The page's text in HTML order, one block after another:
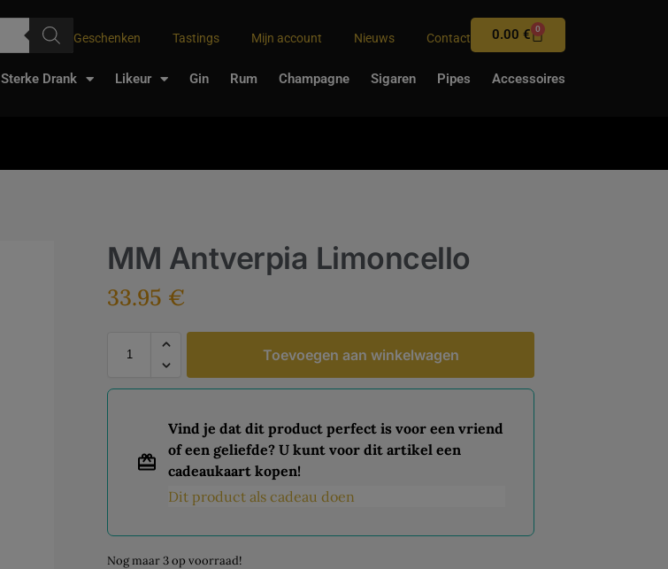
Geschenken Tastings Mijn account Nieuws Contact 0.00€ 0
Sterke Drank Likeur Gin Rum Champagne Sigaren Pipes Accessoires
MM Antverpia Limoncello
33.95 €
Toevoegen aan winkelwagen
Vind je dat dit product perfect is voor een vriend
of een geliefde? U kunt voor dit artikel een
cadeaukaart kopen!
Dit product als cadeau doen
Nog maar 3 op voorraad!